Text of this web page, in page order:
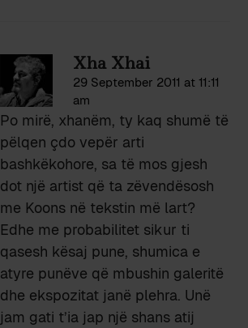
Xha Xhai
29 September 2011 at 11:11
am
Po mirë, xhanëm, ty kaq shumë të
pëlqen çdo vepër arti
bashkëkohore, sa të mos gjesh
dot një artist që ta zëvendësosh
me Koons në tekstin më lart?
Edhe me probabilitet sikur ti
qasesh kësaj pune, shumica e
atyre punëve që mbushin galeritë
dhe ekspozitat janë plehra. Unë
jam gati t’ia jap një shans atij